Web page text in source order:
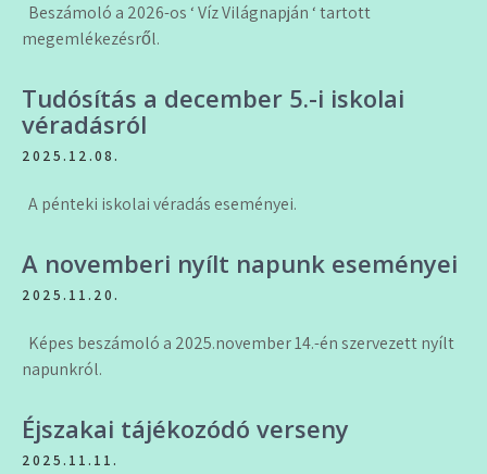
Beszámoló a 2026-os ‘ Víz Világnapján ‘ tartott
megemlékezésről.
Tudósítás a december 5.-i iskolai
véradásról
2025.12.08.
A pénteki iskolai véradás eseményei.
A novemberi nyílt napunk eseményei
2025.11.20.
Képes beszámoló a 2025.november 14.-én szervezett nyílt
napunkról.
Éjszakai tájékozódó verseny
2025.11.11.